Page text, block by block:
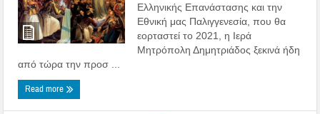
Ελληνικής Επανάστασης και την
Εθνική μας Παλιγγενεσία, που θα
εορταστεί το 2021, η Ιερά
Μητρόπολη Δημητριάδος ξεκινά ήδη
από τώρα την προσ ...
Read more